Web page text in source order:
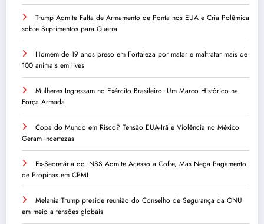
Trump Admite Falta de Armamento de Ponta nos EUA e Cria Polêmica
sobre Suprimentos para Guerra
Homem de 19 anos preso em Fortaleza por matar e maltratar mais de
100 animais em lives
Mulheres Ingressam no Exército Brasileiro: Um Marco Histórico na
Força Armada
Copa do Mundo em Risco? Tensão EUA-Irã e Violência no México
Geram Incertezas
Ex-Secretária do INSS Admite Acesso a Cofre, Mas Nega Pagamento
de Propinas em CPMI
Melania Trump preside reunião do Conselho de Segurança da ONU
em meio a tensões globais